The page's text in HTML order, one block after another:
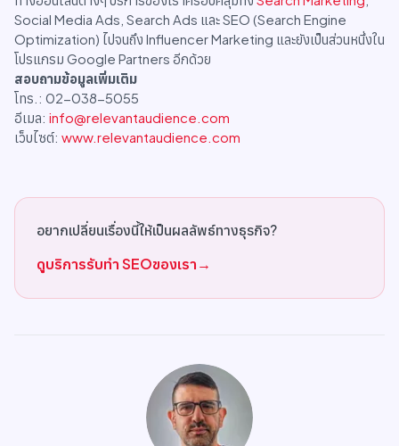
Social Media Ads, Search Ads และ SEO (Search Engine
Optimization) ไปจนถึง Influencer Marketing และยังเป็นส่วนหนึ่งใน
โปรแกรม Google Partners อีกด้วย
สอบถามข้อมูลเพิ่มเติม
โทร.: 02-038-5055
อีเมล: info@relevantaudience.com
เว็บไซต์: www.relevantaudience.com
อยากเปลี่ยนเรื่องนี้ให้เป็นผลลัพธ์ทางธุรกิจ?
ดูบริการรับทำ SEOของเรา→